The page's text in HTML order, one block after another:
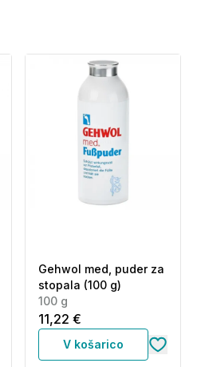
Gehwol med, puder za
stopala (100 g)
100 g
11,22 €
V košarico